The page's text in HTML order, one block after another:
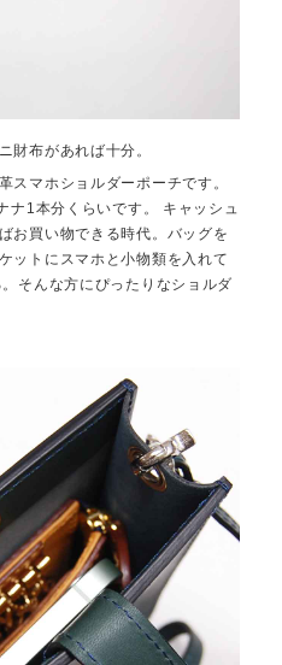
財布があれば十分。
スマホショルダーポーチです。
ナ1本分くらいです。 キャッシュ
お買い物できる時代。バッグを
ットにスマホと小物類を入れて
そんな方にぴったりなショルダ